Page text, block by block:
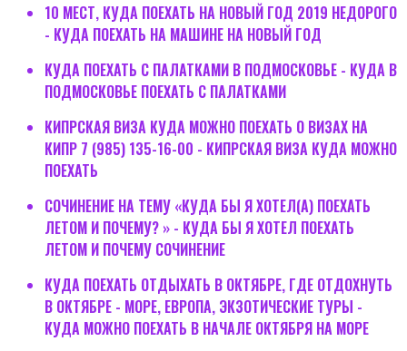
10 МЕСТ, КУДА ПОЕХАТЬ НА НОВЫЙ ГОД 2019 НЕДОРОГО
- КУДА ПОЕХАТЬ НА МАШИНЕ НА НОВЫЙ ГОД
КУДА ПОЕХАТЬ С ПАЛАТКАМИ В ПОДМОСКОВЬЕ - КУДА В
ПОДМОСКОВЬЕ ПОЕХАТЬ С ПАЛАТКАМИ
КИПРСКАЯ ВИЗА КУДА МОЖНО ПОЕХАТЬ О ВИЗАХ НА
КИПР 7 (985) 135-16-00 - КИПРСКАЯ ВИЗА КУДА МОЖНО
ПОЕХАТЬ
СОЧИНЕНИЕ НА ТЕМУ «КУДА БЫ Я ХОТЕЛ(А) ПОЕХАТЬ
ЛЕТОМ И ПОЧЕМУ? » - КУДА БЫ Я ХОТЕЛ ПОЕХАТЬ
ЛЕТОМ И ПОЧЕМУ СОЧИНЕНИЕ
КУДА ПОЕХАТЬ ОТДЫХАТЬ В ОКТЯБРЕ, ГДЕ ОТДОХНУТЬ
В ОКТЯБРЕ - МОРЕ, ЕВРОПА, ЭКЗОТИЧЕСКИЕ ТУРЫ -
КУДА МОЖНО ПОЕХАТЬ В НАЧАЛЕ ОКТЯБРЯ НА МОРЕ